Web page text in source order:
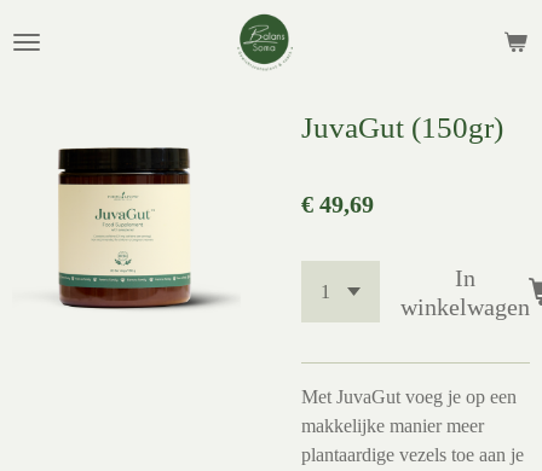
direct
JuvaGut (150gr)
€ 49,69
In
winkelwagen
Met JuvaGut voeg je op een
makkelijke manier meer
plantaardige vezels toe aan je